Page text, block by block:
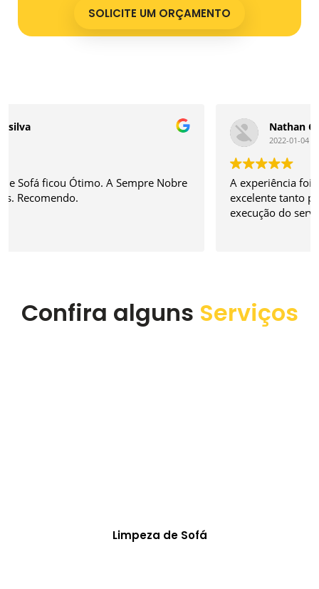
SOLICITE UM ORÇAMENTO
Nathan Custodio Ferreira
A experiência foi sensacional. O atendimento é
excelente tanto para agendamento quanto na
execução do serviço. Super recomendo a empresa.
Confira alguns Serviços
Limpeza de Sofá